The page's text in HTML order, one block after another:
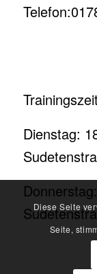
Dienstag:
Diese Seite
Seite,